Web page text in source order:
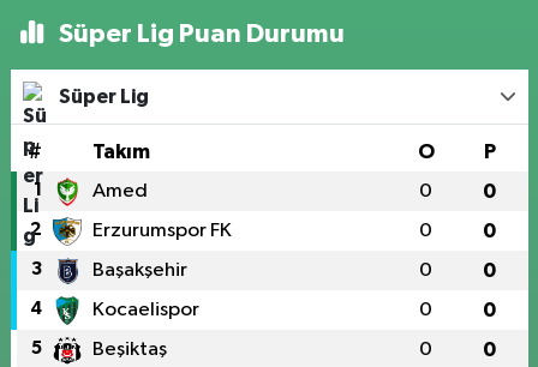
Süper Lig Puan Durumu
Süper Lig
# Takım O P
1 Amed 0 0
2 Erzurumspor FK 0 0
3 Başakşehir 0 0
4 Kocaelispor 0 0
5 Beşiktaş 0 0